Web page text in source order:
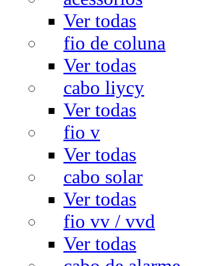
Ver todas
fio de coluna
Ver todas
cabo liycy
Ver todas
fio v
Ver todas
cabo solar
Ver todas
fio vv / vvd
Ver todas